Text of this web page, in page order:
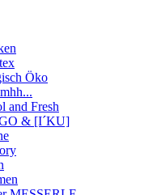
Öko
and Fresh
& [I´KU]